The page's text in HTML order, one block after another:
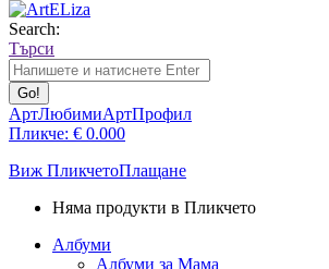
Search:
Търси
АртЛюбимиАртПрофил
Пликче: € 0.000
Виж ПликчетоПлащане
Няма продукти в Пликчето
Албуми
Албуми за Мама